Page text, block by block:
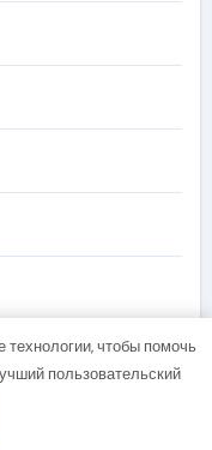
технологии, чтобы помочь
пользовательский